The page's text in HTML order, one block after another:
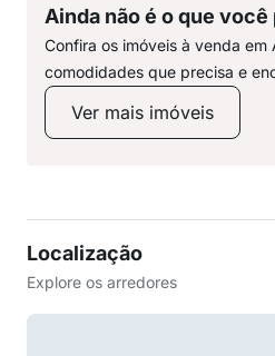
Ainda não é o que
Confira os imóveis à venda
comodidades que precisa e
Ver mais imóveis
Localização
Explore os arredores